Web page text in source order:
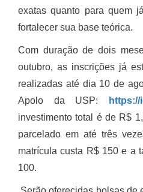
exatas quanto para quem
fortalecer sua base teórica.
Com duração de dois
outubro, as inscrições já
realizadas até dia 10 de
Apolo da USP:
https://
investimento total é de R$
parcelado em até três
matrícula custa R$ 150 e a
100.